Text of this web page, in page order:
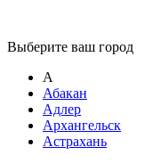
Выберите ваш город
А
Абакан
Адлер
Архангельск
Астрахань